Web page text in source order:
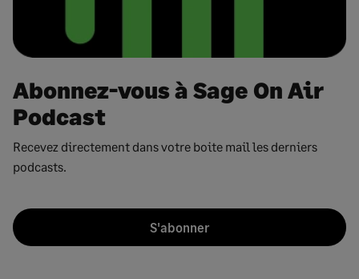
Abonnez-vous à Sage On Air
Podcast
Recevez directement dans votre boite mail les derniers
podcasts.
S'abonner